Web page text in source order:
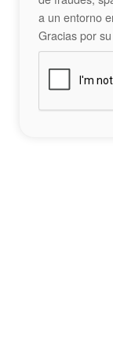
a un entorno
Gracias por